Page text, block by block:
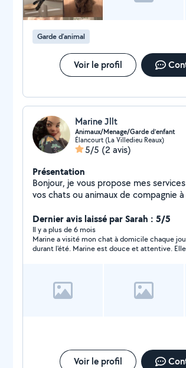
Garde d’animal
Voir le profil
Marine Jllt
Animaux/Menage/Garde d’enfant
Élancourt (La Villedieu Reaux)
5/5 (2 avis)
Présentation
Bonjour, je vous propose mes
vos chats ou animaux de compagnie
par les animaux et j'ai deux chats à la
propose aussi du baby sitting ponctuelle. Je
auprès d'enfant porteur de handicap
pour les animations depuis 11 ans. Je propose aussi des
Dernier avis laissé par Sarah : 5/5
Il y a plus de 6 mois
Marine a visité mon chat à domicile chaque
durant l'été. Marine est douce et attentive. Elle prend soin de
Voir le profil